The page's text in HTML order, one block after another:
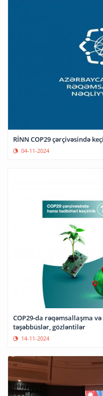
RİNN COP29 çərçivəsində
04-11-2024
COP29-da rəqəmsallaşma
təşəbbüslər, gözləntilər
14-11-2024